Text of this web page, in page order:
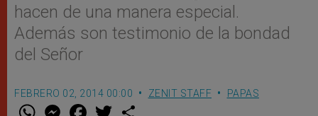
hacen de una manera especial.
Además son testimonio de la bondad
del Señor
FEBRERO 02, 2014 00:00 ZENIT STAFF PAPAS
W M F